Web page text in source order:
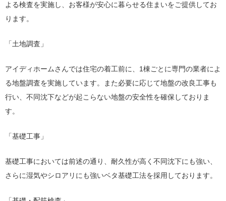
よる検査を実施し、お客様が安心に暮らせる住まいをご提供してお
ります。
「土地調査」
アイディホームさんでは住宅の着工前に、1棟ごとに専門の業者によ
る地盤調査を実施しています。また必要に応じて地盤の改良工事も
行い、不同沈下などが起こらない地盤の安全性を確保しておりま
す。
「基礎工事」
基礎工事においては前述の通り、耐久性が高く不同沈下にも強い、
さらに湿気やシロアリにも強いベタ基礎工法を採用しております。